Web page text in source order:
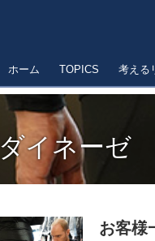
ホーム TOPICS 考える
ダイネーゼ
お客様